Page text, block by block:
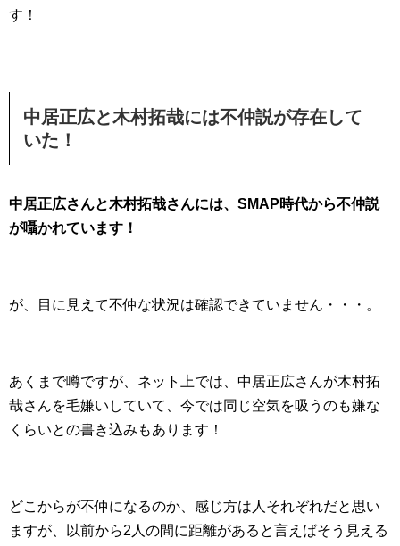
す！
中居正広と木村拓哉には不仲説が存在して
いた！
中居正広さんと木村拓哉さんには、SMAP時代から不仲説
が囁かれています！
が、目に見えて不仲な状況は確認できていません・・・。
あくまで噂ですが、ネット上では、中居正広さんが木村拓
哉さんを毛嫌いしていて、今では同じ空気を吸うのも嫌な
くらいとの書き込みもあります！
どこからが不仲になるのか、感じ方は人それぞれだと思い
ますが、以前から2人の間に距離があると言えばそう見える